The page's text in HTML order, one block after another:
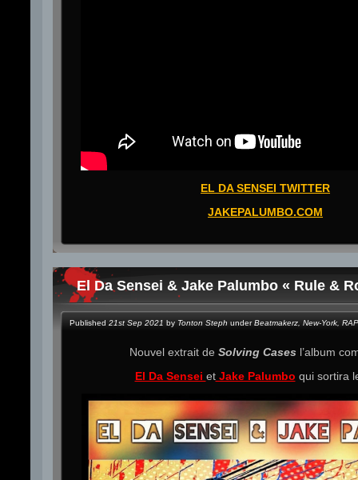
EL DA SENSEI TWITTER
JAKEPALUMBO.COM
El Da Sensei & Jake Palumbo « Rule &
Published 21st Sep 2021 by Tonton Steph underBeatmakerz New-York RAP
Nouvel extrait de Solving Casesl’album
El Da Sensei etJake Palumbo qui sortira